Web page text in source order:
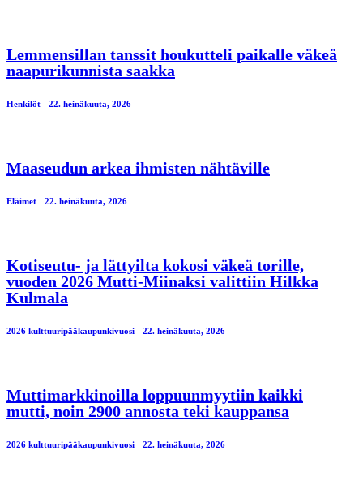
Lemmensillan tanssit houkutteli paikalle väkeä
naapurikunnista saakka
Henkilöt 22. heinäkuuta, 2026
Maaseudun arkea ihmisten nähtäville
Eläimet 22. heinäkuuta, 2026
Kotiseutu- ja lättyilta kokosi väkeä torille,
vuoden 2026 Mutti-Miinaksi valittiin Hilkka
Kulmala
2026 kulttuuripääkaupunkivuosi 22. heinäkuuta, 2026
Muttimarkkinoilla loppuunmyytiin kaikki
mutti, noin 2900 annosta teki kauppansa
2026 kulttuuripääkaupunkivuosi 22. heinäkuuta, 2026